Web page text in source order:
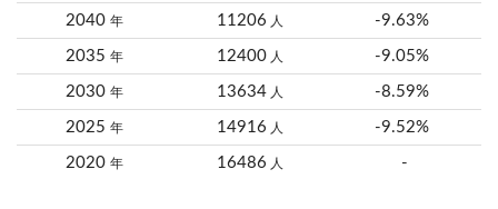
2040 年 11206 人 -9.63%
2035 年 12400人 -9.05%
2030 年 13634人 -8.59%
2025 年 14916 人 -9.52%
2020 年 16486 人 -